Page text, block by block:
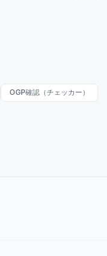
OGP確認（チェッカー）